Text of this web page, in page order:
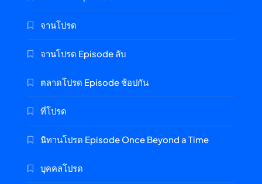
จานโปรด
จานโปรด Episode ลับ
ตลาดโปรด Episode ช้อปกัน
ที่โปรด
นิทานโปรด Episode Once Beyond a Time
บุคคลโปรด